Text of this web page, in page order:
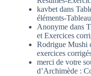
kavbet dans
éléments-
Anonyme dans
et Exercices
Rodrigue Mushi
exercices
merci de votre
d’Archimède :